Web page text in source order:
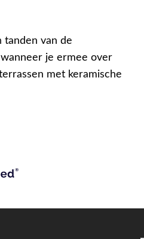
tanden van de
je ermee over
met keramische